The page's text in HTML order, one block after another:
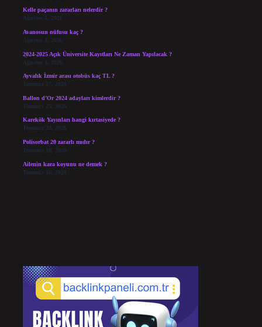
Kelle paçanın zararları nelerdir ?
Ağustos 5, 2026
Avanosun nüfusu kaç ?
Ağustos 4, 2026
2024-2025 Açık Üniversite Kayıtları Ne Zaman Yapılacak ?
Ağustos 3, 2026
Ayvalık İzmir arası otobüs kaç TL ?
Temmuz 27, 2026
Ballon d’Or 2024 adayları kimlerdir ?
Temmuz 25, 2026
Karekök Yayınları hangi kırtasiyede ?
Temmuz 24, 2026
Polisorbat 20 zararlı mıdır ?
Temmuz 18, 2026
Ailenin kara koyunu ne demek ?
Temmuz 16, 2026